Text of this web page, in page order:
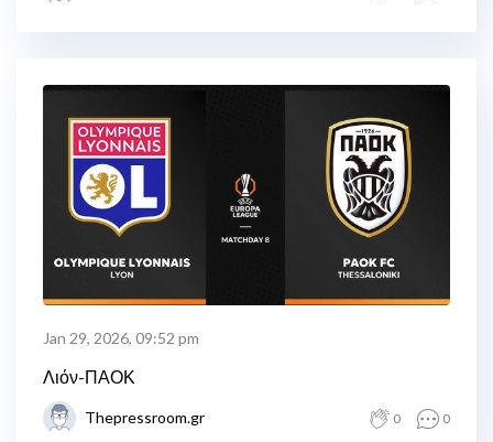
Jan 29, 2026, 09:52 pm
Λιόν-ΠΑΟΚ
Thepressroom.gr 0 0